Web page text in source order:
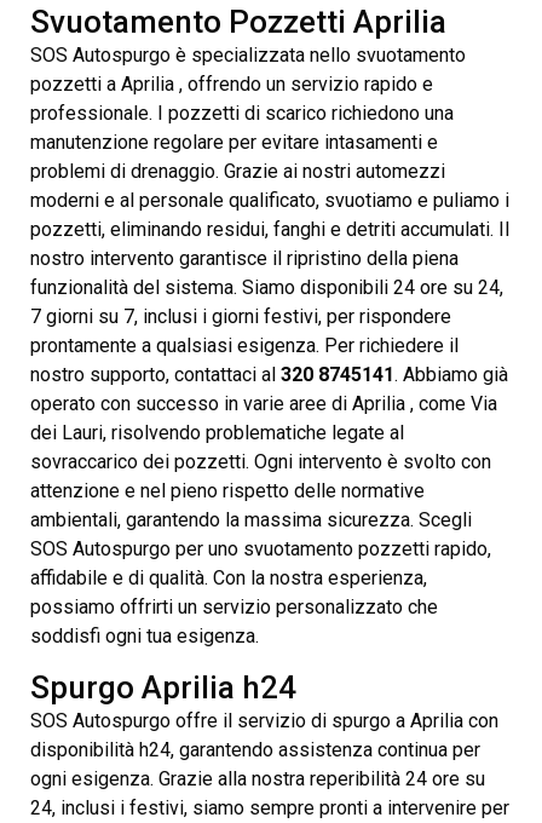
Svuotamento Pozzetti Aprilia
SOS Autospurgo è specializzata nello svuotamento
pozzetti a Aprilia , offrendo un servizio rapido e
professionale. I pozzetti di scarico richiedono una
manutenzione regolare per evitare intasamenti e
problemi di drenaggio. Grazie ai nostri automezzi
moderni e al personale qualificato, svuotiamo e puliamo i
pozzetti, eliminando residui, fanghi e detriti accumulati. Il
nostro intervento garantisce il ripristino della piena
funzionalità del sistema. Siamo disponibili 24 ore su 24,
7 giorni su 7, inclusi i giorni festivi, per rispondere
prontamente a qualsiasi esigenza. Per richiedere il
nostro supporto, contattaci al 320 8745141. Abbiamo già
operato con successo in varie aree di Aprilia , come Via
dei Lauri, risolvendo problematiche legate al
sovraccarico dei pozzetti. Ogni intervento è svolto con
attenzione e nel pieno rispetto delle normative
ambientali, garantendo la massima sicurezza. Scegli
SOS Autospurgo per uno svuotamento pozzetti rapido,
affidabile e di qualità. Con la nostra esperienza,
possiamo offrirti un servizio personalizzato che
soddisfi ogni tua esigenza.
Spurgo Aprilia h24
SOS Autospurgo offre il servizio di spurgo a Aprilia con
disponibilità h24, garantendo assistenza continua per
ogni esigenza. Grazie alla nostra reperibilità 24 ore su
24, inclusi i festivi, siamo sempre pronti a intervenire per